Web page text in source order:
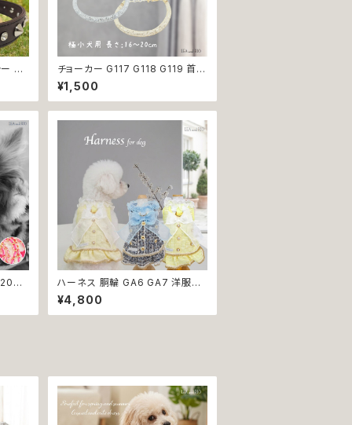
ブ
チョーカー G117 G118 G119 首輪
アクセサリー クリア キラキラ 犬 猫
ペット 極小型犬用 おしゃれ かわ
いい シンプル ピンク ゴールド 返
¥1,500
ラフ
ハーネス 胴輪 GA6 GA7 洋服の
ようなハーネス ワンピース風 引っ
張り防止 散歩 お出掛け ドッグウ
エア 犬 猫 ペット 服 犬服 猫服 か
¥4,800